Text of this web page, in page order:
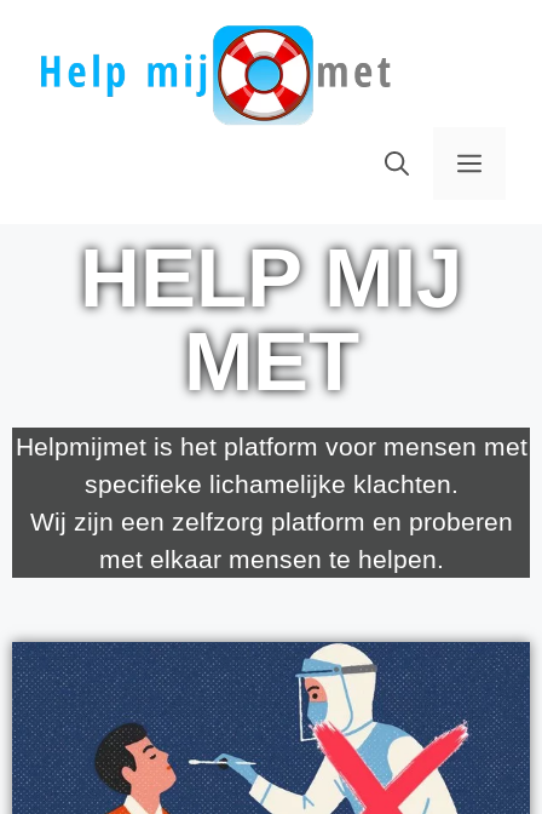
HELP MIJ
MET
Helpmijmet is het platform voor mensen met
specifieke lichamelijke klachten.
Wij zijn een zelfzorg platform en proberen
met elkaar mensen te helpen.